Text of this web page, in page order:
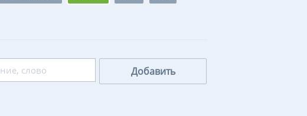
Добавить